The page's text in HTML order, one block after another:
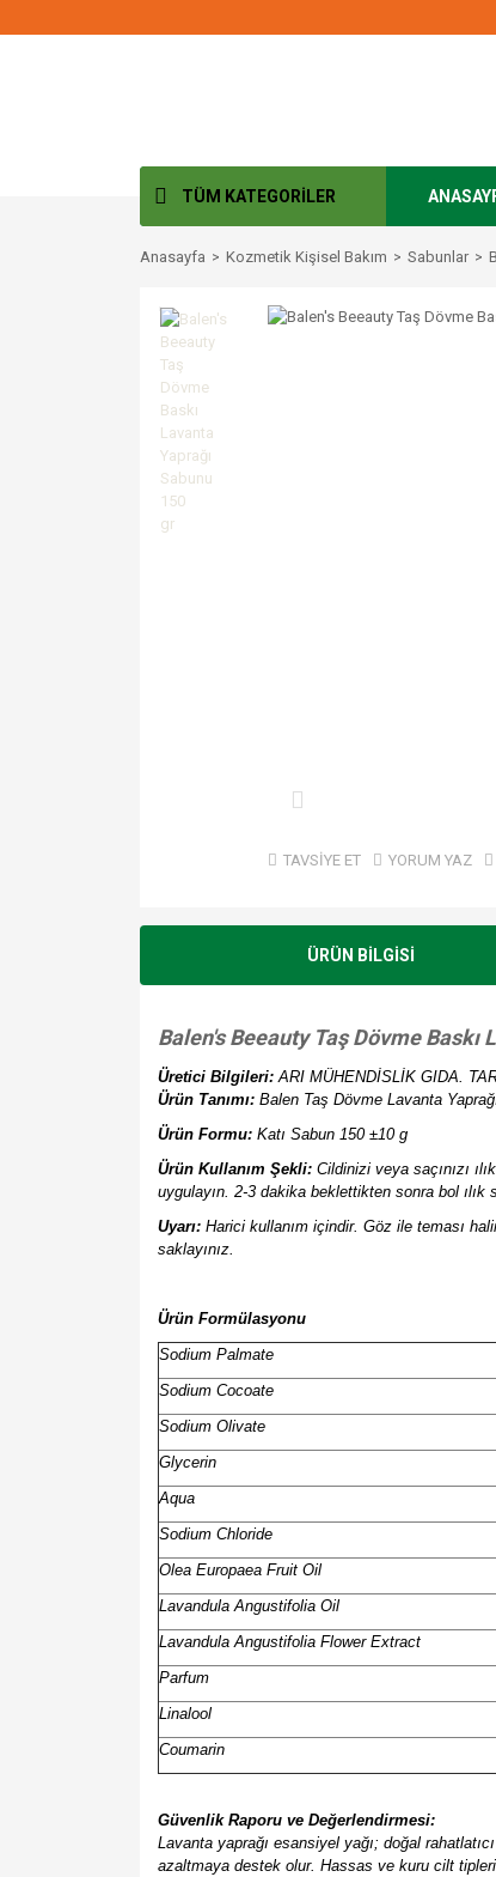
TÜM KATEGORİLER
Anasayfa Kozmetik Kişisel Bakım Sabunlar
TAVSİYE ET YORUM YAZ
ÜRÜN BİLGİSİ
Balen's Beeauty Taş Dövme Baskı
Üretici Bilgileri: ARI MÜHENDİSLİK GIDA.
Ürün Tanımı: Balen Taş Dövme Lavanta
Ürün Formu: Katı Sabun 150 ±10 g
Ürün Kullanım Şekli: Cildinizi veya saçınızı
uygulayın. 2-3 dakika beklettikten sonra bol ılık
Uyarı: Harici kullanım içindir. Göz ile teması
saklayınız.
Ürün Formülasyonu
Sodium Palmate
Sodium Cocoate
Sodium Olivate
Glycerin
Aqua
Sodium Chloride
Olea Europaea Fruit Oil
Lavandula Angustifolia Oil
Lavandula Angustifolia Flower Extract
Parfum
Linalool
Coumarin
Güvenlik Raporu ve Değerlendirmesi:
Lavanta yaprağı esansiyel yağı; doğal
azaltmaya destek olur. Hassas ve kuru cilt